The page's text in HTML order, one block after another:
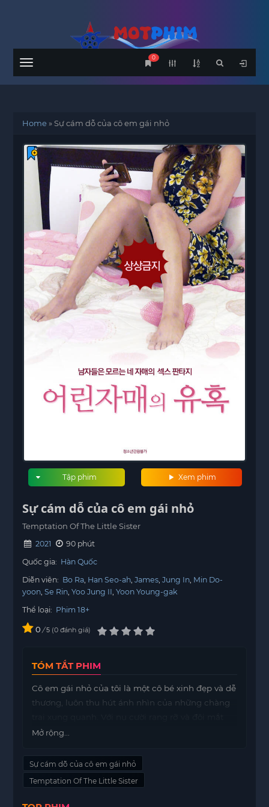
Menu
0
Home»Sự cám dỗ của cô em gái nhỏ
Xem phim
Tập phim
Sự cám dỗ của cô em gái nhỏ
Temptation Of The Little Sister
2021
90 phút
Quốc gia: Hàn Quốc
Diễn viên: Bo Ra Han Seo-ah James Jung In Min Do-
yoon Se Rin Yoo Jung II Yoon Young-gak
Thể loại: Phim 18+
0 / 5 0 đánh giá
TÓM TẮT PHIM
Cô em gái nhỏ của tôi là một cô bé xinh đẹp và dễ
thương, luôn thu hút ánh nhìn của những chàng
sáng, cô ấy như một ánh nắng ấm áp làm bừng
Mỗi khi cô ấy xuất hiện, không chỉ có những
chàng trai mà cả những người lớn cũng không
Mở rộng...
Sự cám dỗ của cô em gái nhỏ
Temptation Of The Little Sister